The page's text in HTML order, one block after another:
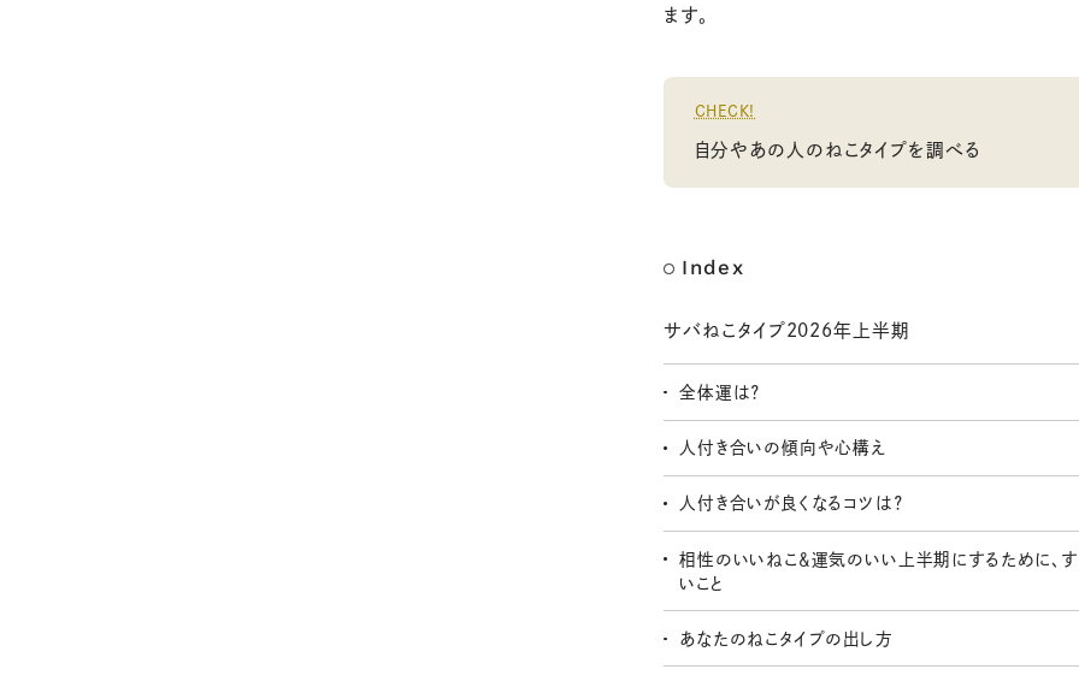
ます。
CHECK!
自分やあの人のねこタイプを調べる
Index
サバねこタイプ2026年上半期
全体運は？
人付き合いの傾向や心構え
人付き合いが良くなるコツは？
相性のいいねこ＆運気のいい上半期にするために、す
いこと
あなたのねこタイプの出し方